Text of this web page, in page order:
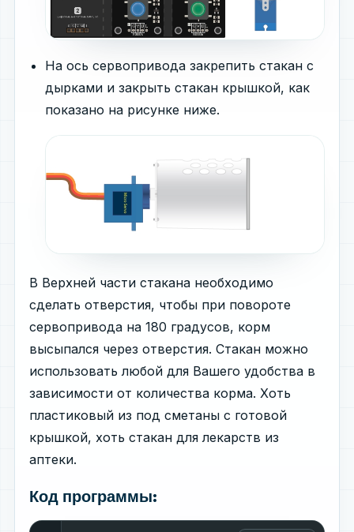
На ось сервопривода закрепить стакан с
дырками и закрыть стакан крышкой, как
показано на рисунке ниже.
В Верхней части стакана необходимо
сделать отверстия, чтобы при повороте
сервопривода на 180 градусов, корм
высыпался через отверстия. Стакан можно
использовать любой для Вашего удобства в
зависимости от количества корма. Хоть
пластиковый из под сметаны с готовой
крышкой, хоть стакан для лекарств из
аптеки.
Код программы: